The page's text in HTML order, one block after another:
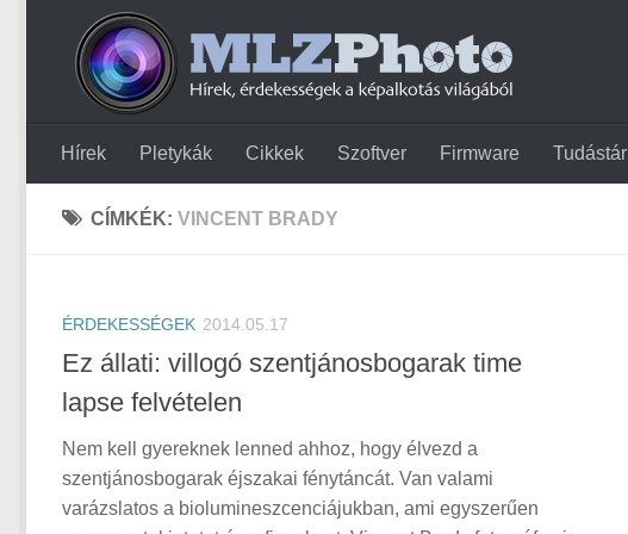
Hírek Pletykák Cikkek Szoftver Firmware Tudástár
CÍMKÉK: VINCENT BRADY
ÉRDEKESSÉGEK 2014.05.17
Ez állati: villogó szentjánosbogarak time
lapse felvételen
Nem kell gyereknek lenned ahhoz, hogy élvezd a
szentjánosbogarak éjszakai fénytáncát. Van valami
varázslatos a biolumineszcenciájukban, ami egyszerűen